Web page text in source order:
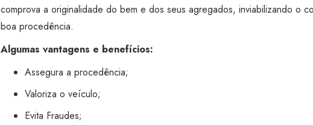
comprova a originalidade do bem e dos seus agregados, inviabilizando o
boa procedência.
Algumas vantagens e benefícios:
Assegura a procedência;
Valoriza o veículo;
Evita Fraudes;